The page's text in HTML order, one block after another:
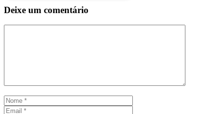
Deixe um comentário
Nome